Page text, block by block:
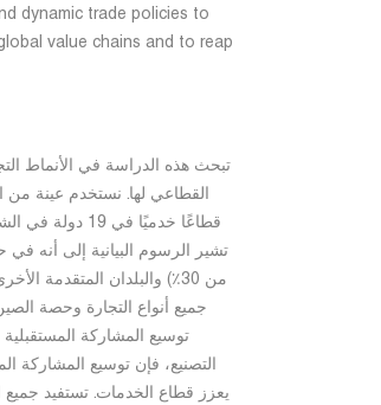
dynamic trade policies to
value chains and to reap
تبحث هذه الدراسة في الأنماط
القطاعي لها. نستخدم عينة
تشير الرسوم البيانية إلى أنه
من 30٪) والبلدان المتقدمة
جميع أنواع التجارة وحصة
توسيع المشاركة
التصنيع، فإن توسيع المشاركة
يعزز قطاع الخدمات. تستفيد جميع